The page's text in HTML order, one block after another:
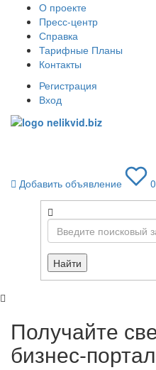
О проекте
Пресс-центр
Справка
Тарифные Планы
Контакты
Регистрация
Вход
Добавить объявление
0
Найти
Получайте
бизнес-